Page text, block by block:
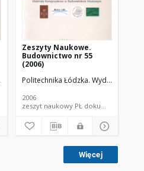
Budownictwa, Architektury i Inżynierii
PŁ dokument piśmienniczy
Zeszyty Naukowe.
Budownictwo nr 55
(2006)
Politechnika Łódzka. Wydział
2006
zeszyt naukowy PŁ dokument
Więcej